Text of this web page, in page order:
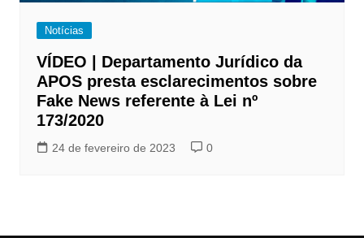
Notícias
VÍDEO | Departamento Jurídico da
APOS presta esclarecimentos sobre
Fake News referente à Lei nº
173/2020
24 de fevereiro de 2023 0